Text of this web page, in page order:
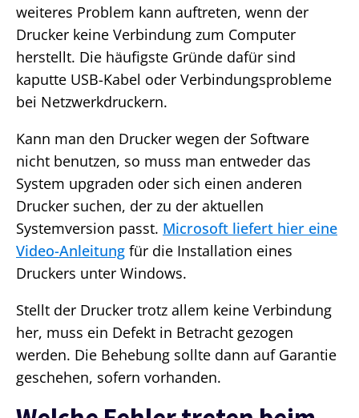
weiteres Problem kann auftreten, wenn der
Drucker keine Verbindung zum Computer
herstellt. Die häufigste Gründe dafür sind
kaputte USB-Kabel oder Verbindungsprobleme
bei Netzwerkdruckern.
Kann man den Drucker wegen der Software
nicht benutzen, so muss man entweder das
System upgraden oder sich einen anderen
Drucker suchen, der zu der aktuellen
Systemversion passt. Microsoft liefert hier eine
Video-Anleitung für die Installation eines
Druckers unter Windows.
Stellt der Drucker trotz allem keine Verbindung
her, muss ein Defekt in Betracht gezogen
werden. Die Behebung sollte dann auf Garantie
geschehen, sofern vorhanden.